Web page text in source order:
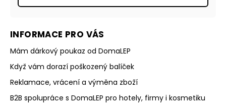
INFORMACE PRO VÁS
Mám dárkový poukaz od DomaLEP
Když vám dorazí poškozený balíček
Reklamace, vrácení a výměna zboží
B2B spolupráce s DomaLEP pro hotely, firmy i kosmetiku